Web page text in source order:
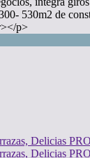
530m2 de
p>